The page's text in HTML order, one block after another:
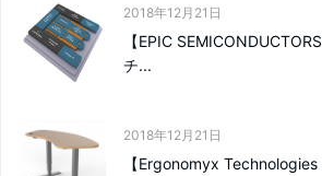
2018年12月21日
【EPIC
チ...
2018年12月21日
【Ergonomyx